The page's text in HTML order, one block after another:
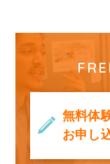
無料体
お申し